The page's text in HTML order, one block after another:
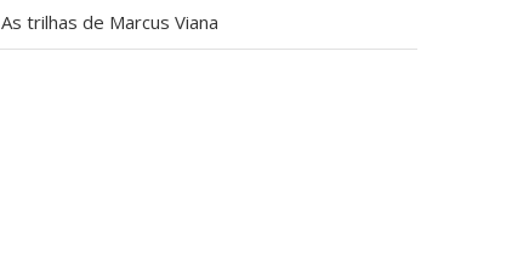
As trilhas de Marcus Viana